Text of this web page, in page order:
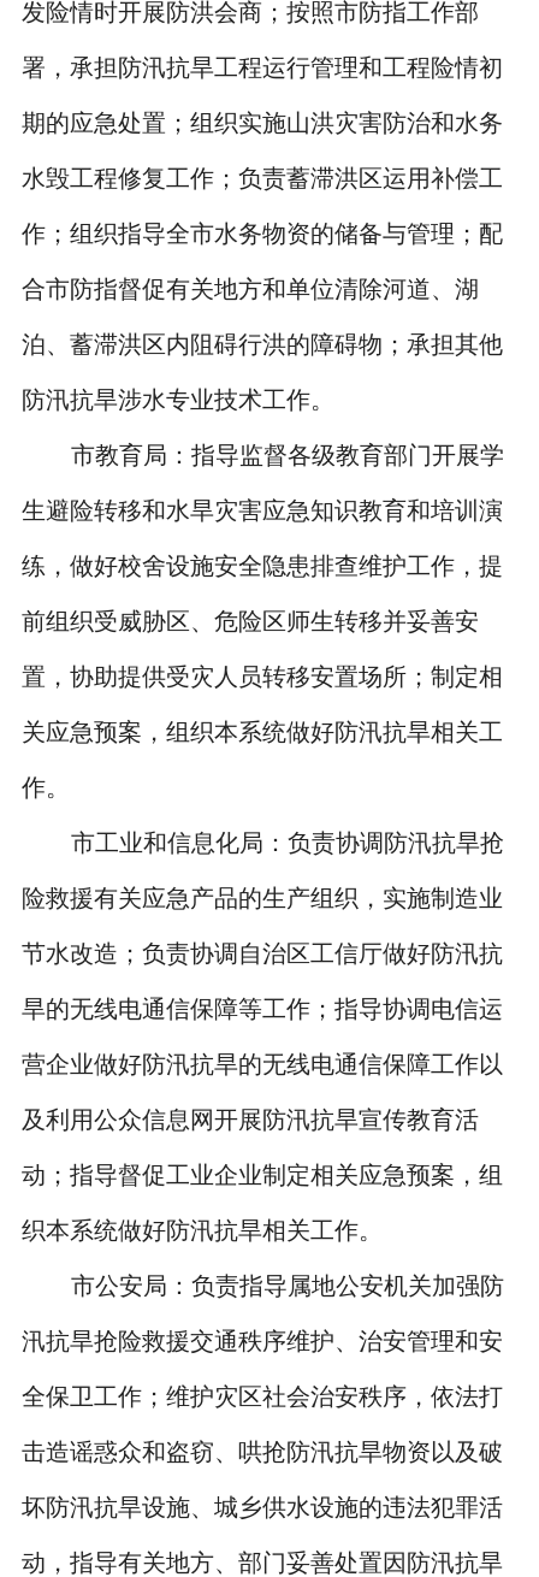
发险情时开展防洪会商；按照市防指工作部
署，承担防汛抗旱工程运行管理和工程险情初
期的应急处置；组织实施山洪灾害防治和水务
水毁工程修复工作；负责蓄滞洪区运用补偿工
作；组织指导全市水务物资的储备与管理；配
合市防指督促有关地方和单位清除河道、湖
泊、蓄滞洪区内阻碍行洪的障碍物；承担其他
防汛抗旱涉水专业技术工作。
市教育局：指导监督各级教育部门开展学
生避险转移和水旱灾害应急知识教育和培训演
练，做好校舍设施安全隐患排查维护工作，提
前组织受威胁区、危险区师生转移并妥善安
置，协助提供受灾人员转移安置场所；制定相
关应急预案，组织本系统做好防汛抗旱相关工
作。
市工业和信息化局：负责协调防汛抗旱抢
险救援有关应急产品的生产组织，实施制造业
节水改造；负责协调自治区工信厅做好防汛抗
旱的无线电通信保障等工作；指导协调电信运
营企业做好防汛抗旱的无线电通信保障工作以
及利用公众信息网开展防汛抗旱宣传教育活
动；指导督促工业企业制定相关应急预案，组
织本系统做好防汛抗旱相关工作。
市公安局：负责指导属地公安机关加强防
汛抗旱抢险救援交通秩序维护、治安管理和安
全保卫工作；维护灾区社会治安秩序，依法打
击造谣惑众和盗窃、哄抢防汛抗旱物资以及破
坏防汛抗旱设施、城乡供水设施的违法犯罪活
动，指导有关地方、部门妥善处置因防汛抗旱